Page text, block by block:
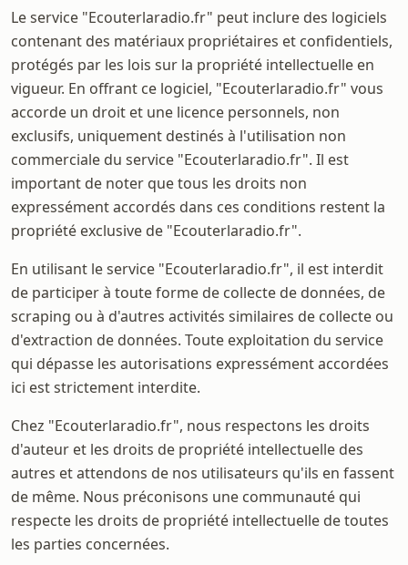
Le service "Ecouterlaradio.fr" peut inclure des logiciels
contenant des matériaux propriétaires et confidentiels,
protégés par les lois sur la propriété intellectuelle en
vigueur. En offrant ce logiciel, "Ecouterlaradio.fr" vous
accorde un droit et une licence personnels, non
exclusifs, uniquement destinés à l'utilisation non
commerciale du service "Ecouterlaradio.fr". Il est
important de noter que tous les droits non
expressément accordés dans ces conditions restent la
propriété exclusive de "Ecouterlaradio.fr".
En utilisant le service "Ecouterlaradio.fr", il est interdit
de participer à toute forme de collecte de données, de
scraping ou à d'autres activités similaires de collecte ou
d'extraction de données. Toute exploitation du service
qui dépasse les autorisations expressément accordées
ici est strictement interdite.
Chez "Ecouterlaradio.fr", nous respectons les droits
d'auteur et les droits de propriété intellectuelle des
autres et attendons de nos utilisateurs qu'ils en fassent
de même. Nous préconisons une communauté qui
respecte les droits de propriété intellectuelle de toutes
les parties concernées.